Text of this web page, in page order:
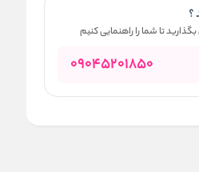
؟
تا شما را راهنمایی کنیم
09045201850